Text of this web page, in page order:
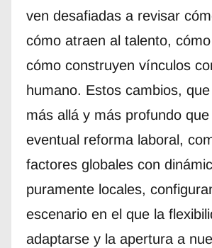
ven desafiadas a revisar
cómo atraen al talento,
cómo construyen vínculos
humano. Estos cambios,
más allá y más profundo
eventual reforma laboral,
factores globales con
puramente locales,
escenario en el que la
adaptarse y la apertura a